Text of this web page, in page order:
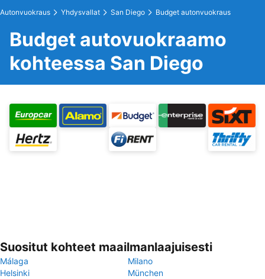
Autonvuokraus Yhdysvallat San Diego Budget autonvuokraus
Budget autovuokraamo
kohteessa San Diego
Suositut kohteet maailmanlaajuisesti
Málaga
Milano
Helsinki
München